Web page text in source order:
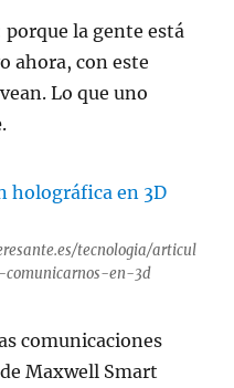
porque la gente está
ahora, con este
Lo que uno
.
tecnologia/articul
en-3d
comunicaciones
Maxwell Smart